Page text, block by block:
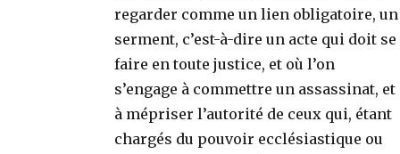
regarder comme un lien obligatoire, un
serment, c’est-à-dire un acte qui doit se
faire en toute justice, et où l’on
s’engage à commettre un assassinat, et
à mépriser l’autorité de ceux qui, étant
chargés du pouvoir ecclésiastique ou